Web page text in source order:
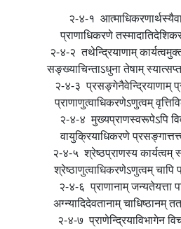
२-४-१
प्राणाधिकरणे
२-४-२ तथेन्द्रियाणाम्
सङ्ख्याचिन्ताऽधुना तेषाम्
२-४-३ प्रसङ्गेनैवेन्द्रियाणाम्
प्राणाणुत्वाधिकरणेऽणुत्वम्
२-४-४ मुख्यप्राणस्वरूपेऽपि
वायुक्रियाधिकरणे
२-४-५ श्रेष्ठप्राणस्य कार्यत्वम्
श्रेष्ठाणुत्वाधिकरणेऽणुत्वम्
२-४-६ प्राणानाम् जन्यतेयत्ता
अग्न्यादिदेवतानाम् चाधिष्ठानम्
२-४-७ प्राणेन्द्रियाविभागेन